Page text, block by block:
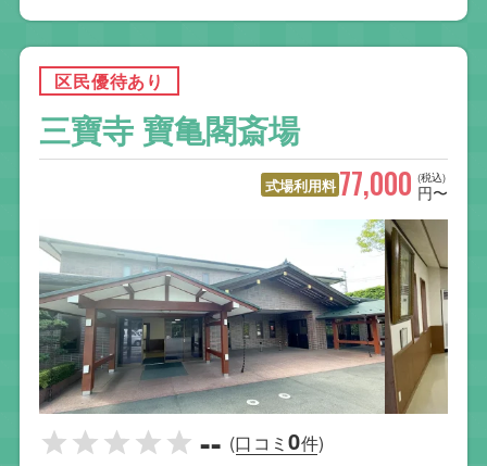
区民優待あり
三寶寺 寶亀閣斎場
式場利用料 (税込)
77,000 円〜
-- (口コミ0件)